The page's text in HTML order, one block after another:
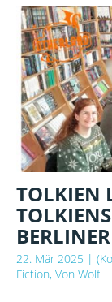
TOLKIEN
22. Mär 2025 |
Fiction, Von Wolf